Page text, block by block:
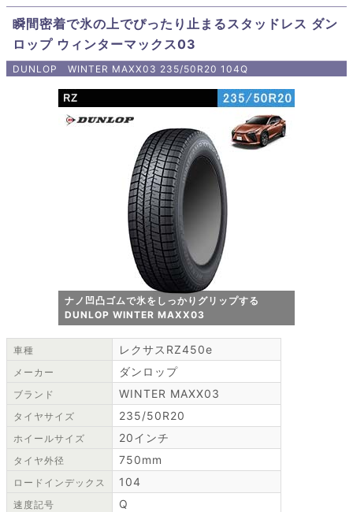
瞬間密着で氷の上でぴったり止まるスタッドレス ダン
ロップ ウィンターマックス03
DUNLOP WINTER MAXX03 235/50R20 104Q
ナノ凹凸ゴムで氷をしっかりグリップする
DUNLOP WINTER MAXX03
車種 レクサスRZ450e
メーカー ダンロップ
ブランド WINTER MAXX03
タイヤサイズ 235/50R20
ホイールサイズ 20インチ
タイヤ外径 750mm
ロードインデックス 104
速度記号 Q